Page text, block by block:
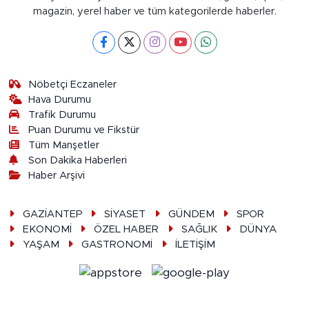
magazin, yerel haber ve tüm kategorilerde haberler.
Nöbetçi Eczaneler
Hava Durumu
Trafik Durumu
Puan Durumu ve Fikstür
Tüm Manşetler
Son Dakika Haberleri
Haber Arşivi
GAZİANTEP SİYASET GÜNDEM
SPOR
EKONOMİ
ÖZEL HABER SAĞLIK
DÜNYA
YAŞAM
GASTRONOMİ İLETİŞİM